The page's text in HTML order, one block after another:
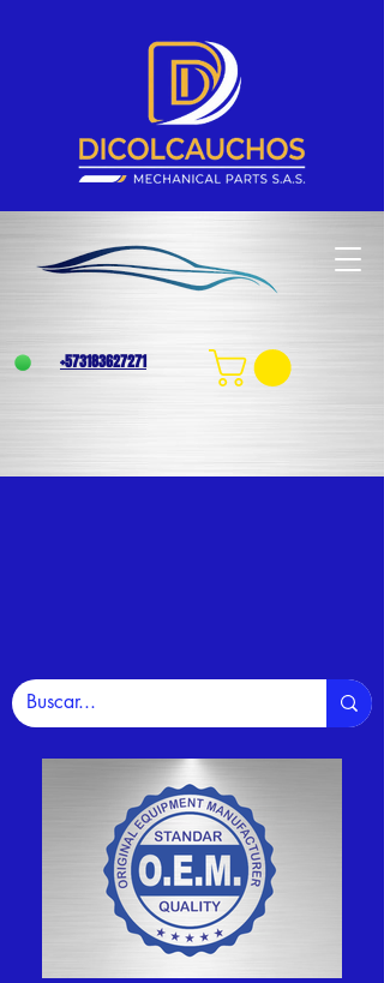
+573183627271